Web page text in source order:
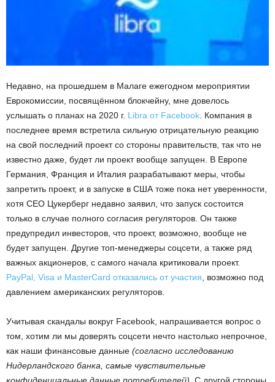
Недавно, на прошедшем в Малаге ежегодном мероприятии
Еврокомиссии, посвящённом блокчейну, мне довелось
услышать о планах на 2020 г. Libra от Facebook. Компания в
последнее время встретила сильную отрицательную реакцию
на свой последний проект со стороны правительств, так что не
известно даже, будет ли проект вообще запущен. В Европе
Германия, Франция и Италия разрабатывают меры, чтобы
запретить проект, и в запуске в США тоже пока нет уверенности,
хотя CEO Цукерберг недавно заявил, что запуск состоится
только в случае полного согласия регуляторов. Он также
предупредил инвесторов, что проект, возможно, вообще не
будет запущен. Другие топ-менеджеры соцсети, а также ряд
важных акционеров, с самого начала критиковали проект.
PayPal, Visa и MasterCard отказались от участия, возможно под
давлением американских регуляторов.
Учитывая скандалы вокруг Facebook, напрашивается вопрос о
том, хотим ли мы доверять соцсети нечто настолько непрочное,
как наши финансовые данные (согласно исследованию
Нидерландского банка, самые чувствительные